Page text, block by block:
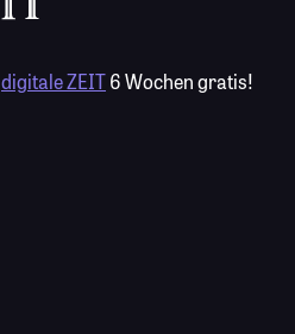
digitale ZEIT6 Wochen gratis!